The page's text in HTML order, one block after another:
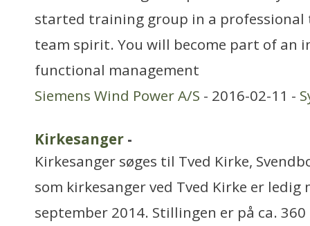
started training group in a
team spirit. You will become part of an
functional management
Siemens Wind Power A/S - 2016-02-11 -
Kirkesanger -
Kirkesanger søges til Tved Kirke,
som kirkesanger ved Tved Kirke er
september 2014. Stillingen er på ca.